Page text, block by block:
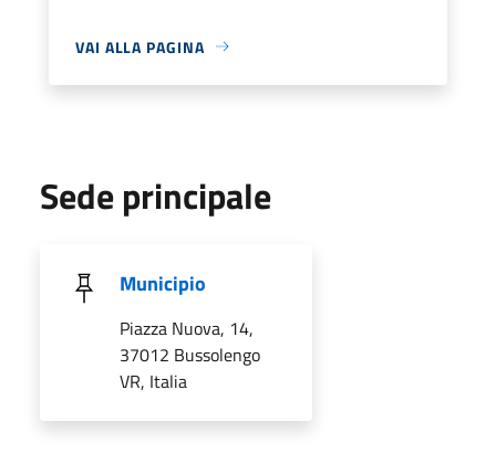
VAI ALLA PAGINA
Sede principale
Municipio
Piazza Nuova, 14,
37012 Bussolengo
VR, Italia